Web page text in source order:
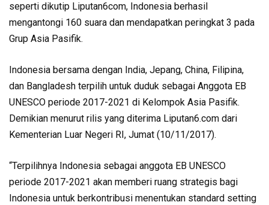
seperti dikutip Liputan6com, Indonesia berhasil
mengantongi 160 suara dan mendapatkan peringkat 3 pada
Grup Asia Pasifik.
Indonesia bersama dengan India, Jepang, China, Filipina,
dan Bangladesh terpilih untuk duduk sebagai Anggota EB
UNESCO periode 2017-2021 di Kelompok Asia Pasifik.
Demikian menurut rilis yang diterima Liputan6.com dari
Kementerian Luar Negeri RI, Jumat (10/11/2017).
“Terpilihnya Indonesia sebagai anggota EB UNESCO
periode 2017-2021 akan memberi ruang strategis bagi
Indonesia untuk berkontribusi menentukan standard setting